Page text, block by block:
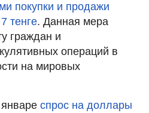
покупки и продажи
тенге. Данная мера
граждан и
операций в
на мировых
спрос на доллары